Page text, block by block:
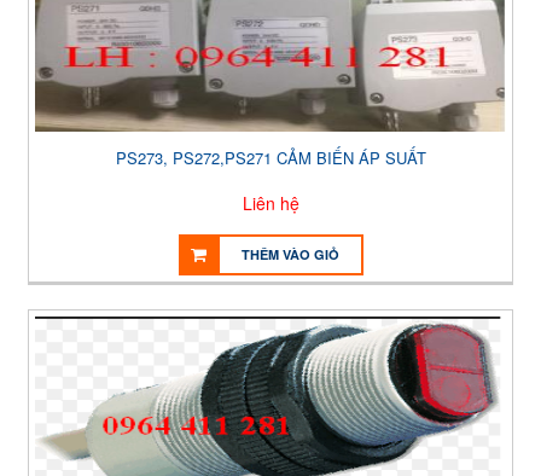
PS273, PS272,PS271 CẢM BIẾN ÁP SUẤT
Liên hệ
THÊM VÀO GIỎ